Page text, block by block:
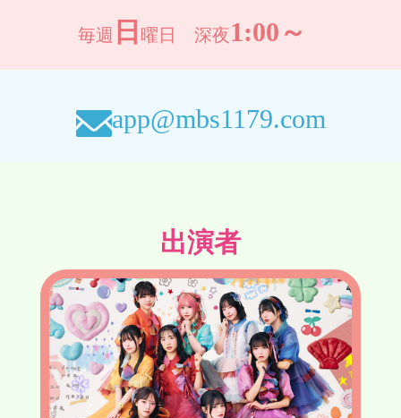
毎週 日 曜日 深夜1:00～
app@mbs1179.com
出演者